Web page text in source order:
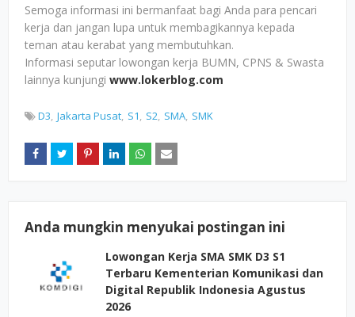
Semoga informasi ini bermanfaat bagi Anda para pencari
kerja dan jangan lupa untuk membagikannya kepada
teman atau kerabat yang membutuhkan.
Informasi seputar lowongan kerja BUMN, CPNS & Swasta
lainnya kunjungi www.lokerblog.com
D3 Jakarta Pusat S1 S2 SMA SMK
Anda mungkin menyukai postingan ini
Lowongan Kerja SMA SMK D3 S1
Terbaru Kementerian Komunikasi dan
Digital Republik Indonesia Agustus
2026